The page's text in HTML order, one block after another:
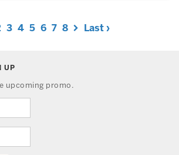
3 4 5 6 7 8 Last ›
UP
upcoming promo.